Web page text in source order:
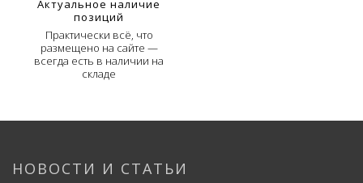
Актуальное наличие
позиций
Практически всё, что
размещено на сайте —
всегда есть в наличии на
складе
НОВОСТИ И СТАТЬИ